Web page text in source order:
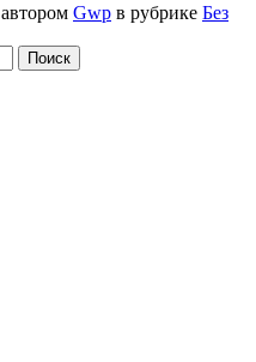
автором Gwp в рубрике Без